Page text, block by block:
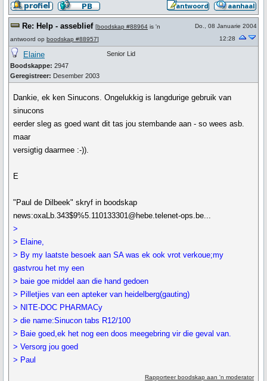
Re: Help - asseblief [boodskap #88964 is 'n
antwoord op boodskap #88957]
Do., 08 Januarie 2004
12:28
Elaine
Boodskappe: 2947
Geregistreer: Desember 2003
Senior Lid
Dankie, ek ken Sinucons. Ongelukkig is langdurige gebruik van
sinucons
eerder sleg as goed want dit tas jou stembande aan - so wees asb.
maar
versigtig daarmee :-)).
E
"Paul de Dilbeek" skryf in boodskap
news:oxaLb.343$9%5.110133301@hebe.telenet-ops.be...
>
> Elaine,
> By my laatste besoek aan SA was ek ook vrot verkoue;my
gastvrou het my een
> baie goe middel aan die hand gedoen
> Pilletjies van een apteker van heidelberg(gauting)
> NITE-DOC PHARMACy
> die name:Sinucon tabs R12/100
> Baie goed,ek het nog een doos meegebring vir die geval van.
> Versorg jou goed
> Paul
Rapporteer boodskap aan 'n moderator